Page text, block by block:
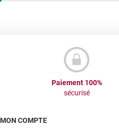
Paiement 100%
sécurisé
MON COMPTE